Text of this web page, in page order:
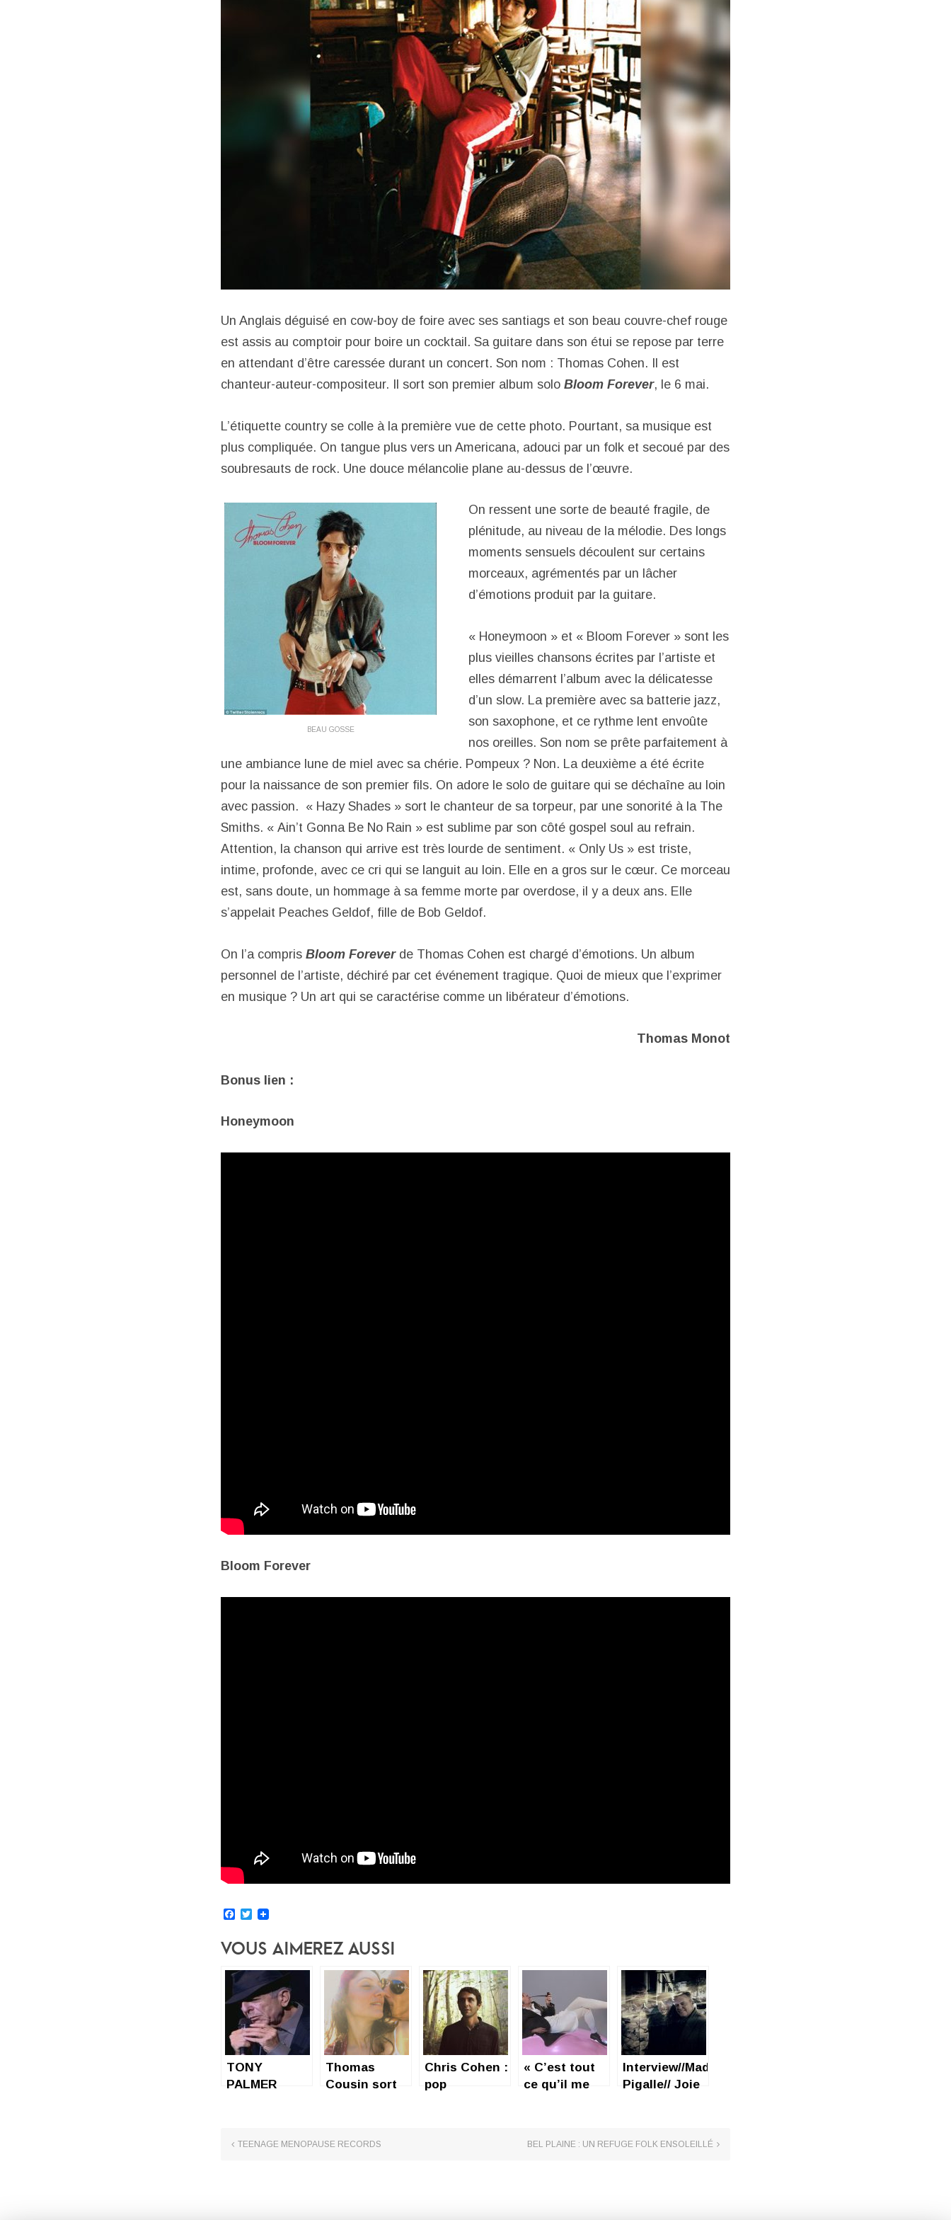
Un Anglais déguisé en cow-boy de foire avec ses santiags et son beau couvre-chef rouge
est assis au comptoir pour boire un cocktail. Sa guitare dans son étui se repose par terre
en attendant d’être caressée durant un concert. Son nom : Thomas Cohen. Il est
chanteur-auteur-compositeur. Il sort son premier album solo Bloom Forever, le 6 mai.
L’étiquette country se colle à la première vue de cette photo. Pourtant, sa musique est
plus compliquée. On tangue plus vers un Americana, adouci par un folk et secoué par des
soubresauts de rock. Une douce mélancolie plane au-dessus de l’œuvre.
BEAU GOSSE
On ressent une sorte de beauté fragile, de
plénitude, au niveau de la mélodie. Des longs
moments sensuels découlent sur certains
morceaux, agrémentés par un lâcher
d’émotions produit par la guitare.
« Honeymoon » et « Bloom Forever » sont les
plus vieilles chansons écrites par l’artiste et
elles démarrent l’album avec la délicatesse
d’un slow. La première avec sa batterie jazz,
son saxophone, et ce rythme lent envoûte
nos oreilles. Son nom se prête parfaitement à
une ambiance lune de miel avec sa chérie. Pompeux ? Non. La deuxième a été écrite
pour la naissance de son premier fils. On adore le solo de guitare qui se déchaîne au loin
avec passion. « Hazy Shades » sort le chanteur de sa torpeur, par une sonorité à la The
Smiths. « Ain’t Gonna Be No Rain » est sublime par son côté gospel soul au refrain.
Attention, la chanson qui arrive est très lourde de sentiment. « Only Us » est triste,
intime, profonde, avec ce cri qui se languit au loin. Elle en a gros sur le cœur. Ce morceau
est, sans doute, un hommage à sa femme morte par overdose, il y a deux ans. Elle
s’appelait Peaches Geldof, fille de Bob Geldof.
On l’a compris Bloom Foreverde Thomas Cohen est chargé d’émotions. Un album
personnel de l’artiste, déchiré par cet événement tragique. Quoi de mieux que l’exprimer
en musique ? Un art qui se caractérise comme un libérateur d’émotions.
Thomas Monot
Bonus lien :
Honeymoon
Bloom Forever
Facebook
Twitter
Vous Aimerez Aussi
TONY
PALMER
Thomas
Cousin sort
Chris Cohen :
pop
« C’est tout
ce qu’il me
Interview//Madness//
Pigalle// Joie
TEENAGE MENOPAUSE RECORDS BEL PLAINE : UN REFUGE FOLK ENSOLEILLÉ